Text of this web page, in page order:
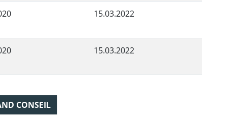
15.03.2022
15.03.2022
CONSEIL